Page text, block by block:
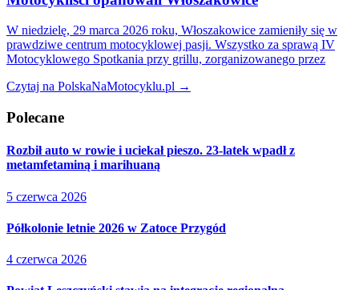
W niedzielę, 29 marca 2026 roku, Włoszakowice zamieniły się w
prawdziwe centrum motocyklowej pasji. Wszystko za sprawą IV
Motocyklowego Spotkania przy grillu, zorganizowanego przez
Czytaj na PolskaNaMotocyklu.pl →
Polecane
Rozbił auto w rowie i uciekał pieszo. 23-latek wpadł z
metamfetaminą i marihuaną
5 czerwca 2026
Półkolonie letnie 2026 w Zatoce Przygód
4 czerwca 2026